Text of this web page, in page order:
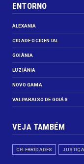
ENTORNO
ALEXANIA
CIDADE OCIDENTAL
GOIÂNIA
LUZIÂNIA
NOVO GAMA
VALPARAISO DE GOIÁS
VEJA TAMBÉM
CELEBRIDADES JUSTIÇA